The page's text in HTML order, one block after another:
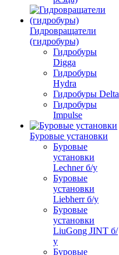
Гидровращатели
(гидробуры)
Гидробуры
Digga
Гидробуры
Hydra
Гидробуры Delta
Гидробуры
Impulse
Буровые установки
Буровые
установки
Lechner б/у
Буровые
установки
Liebherr б/у
Буровые
установки
LiuGong JINT б/
у
Буровые